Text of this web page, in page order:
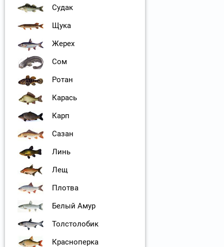
Судак
Щука
Жерех
Сом
Ротан
Карась
Карп
Сазан
Линь
Лещ
Плотва
Белый Амур
Толстолобик
Красноперка